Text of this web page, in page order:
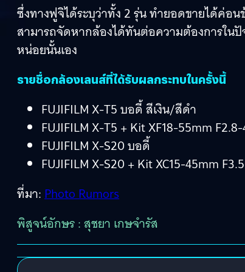
ซึ่งทางฟูจิได้ระบุว่าทั้ง 2 รุ่น ทำยอดขายได้ค่อ
สามารถจัดหากล้องได้ทันต่อความต้องการใน
หน่อยนั้นเอง
รายชื่อกล้องเลนส์ที่ได้รับผลกระทบในครั้งนี้
FUJIFILM X-T5 บอดี้ สีเงิน/สีดำ
FUJIFILM X-T5 + Kit XF18-55mm
FUJIFILM X-S20 บอดี้
FUJIFILM X-S20 + Kit XC15-45mm
ที่มา:Photo Rumors
พิสูจน์อักษร : สุชยา เกษจำรัส